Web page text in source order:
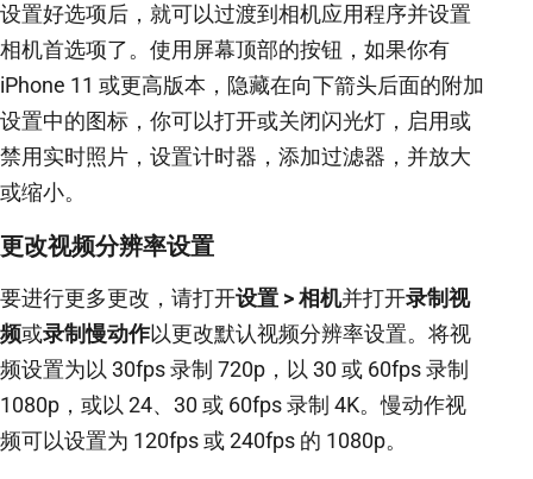
设置好选项后，就可以过渡到相机应用程序并设置
相机首选项了。使用屏幕顶部的按钮，如果你有
iPhone 11 或更高版本，隐藏在向下箭头后面的附加
设置中的图标，你可以打开或关闭闪光灯，启用或
禁用实时照片，设置计时器，添加过滤器，并放大
或缩小。
更改视频分辨率设置
要进行更多更改，请打开设置 > 相机并打开录制视
频或录制慢动作以更改默认视频分辨率设置。将视
频设置为以 30fps 录制 720p，以 30 或 60fps 录制
1080p，或以 24、30 或 60fps 录制 4K。慢动作视
频可以设置为 120fps 或 240fps 的 1080p。